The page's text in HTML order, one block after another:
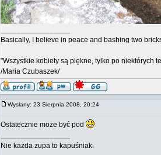
Basically, I believe in peace and bashing two
"Wszystkie kobiety są piękne, tylko po niektórych
/Maria Czubaszek/
Wysłany: 23 Sierpnia 2008, 20:24
Ostatecznie może być pod
Nie każda zupa to kapuśniak.